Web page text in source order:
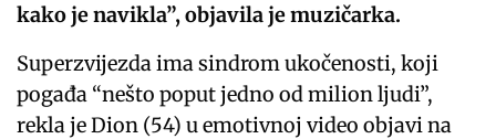
kako je navikla”, objavila je muzičarka.
Superzvijezda ima sindrom ukočenosti, koji
pogađa “nešto poput jedno od milion ljudi”,
rekla je Dion (54) u emotivnoj video objavi na